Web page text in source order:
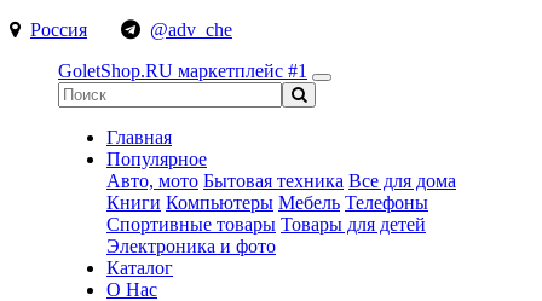
Россия
@adv_che
GoletShop.RU маркетплейс #1
Главная
Популярное
Авто, мото Бытовая техника Все для дома
Книги Компьютеры Мебель Телефоны
Спортивные товары Товары для детей
Электроника и фото
Каталог
О Нас